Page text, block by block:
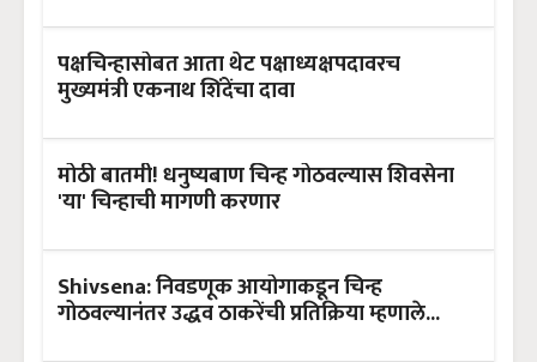
पक्षचिन्हासोबत आता थेट पक्षाध्यक्षपदावरच
मुख्यमंत्री एकनाथ शिंदेंचा दावा
मोठी बातमी! धनुष्यबाण चिन्ह गोठवल्यास शिवसेना
'या' चिन्हाची मागणी करणार
Shivsena: निवडणूक आयोगाकडून चिन्ह
गोठवल्यानंतर उद्धव ठाकरेंची प्रतिक्रिया म्हणाले...